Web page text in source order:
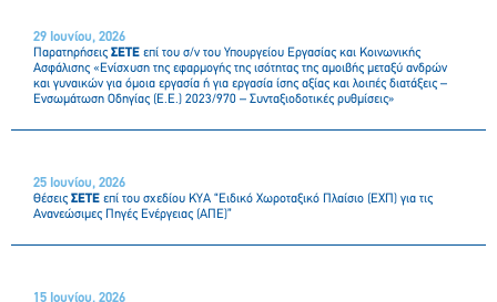
29 Ιουνίου, 2026
Παρατηρήσεις ΣΕΤΕ επί του σ/ν του Υπουργείου Εργασίας και Κοινωνικής
Ασφάλισης «Ενίσχυση της εφαρμογής της ισότητας της αμοιβής μεταξύ ανδρών
και γυναικών για όμοια εργασία ή για εργασία ίσης αξίας και λοιπές διατάξεις –
Ενσωμάτωση Οδηγίας (Ε.Ε.) 2023/970 – Συνταξιοδοτικές ρυθμίσεις»
25 Ιουνίου, 2026
Θέσεις ΣΕΤΕ επί του σχεδίου ΚΥΑ “Ειδικό Χωροταξικό Πλαίσιο (ΕΧΠ) για τις
Ανανεώσιμες Πηγές Ενέργειας (ΑΠΕ)”
15 Ιουνίου, 2026